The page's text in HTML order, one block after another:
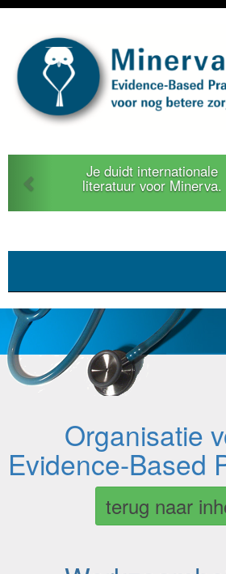
Je duidt internationale
literatuur voor Minerva.
Previous
Organisatie
Evidence-Based
terug naar